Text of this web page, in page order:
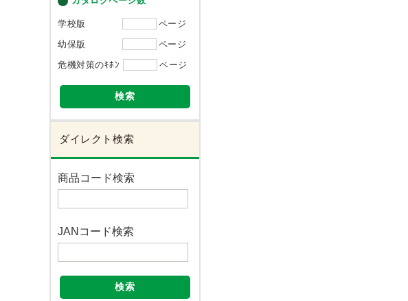
学校版
ページ
幼保版
ページ
危機対策のｷﾎﾝ
ページ
検索
ダイレクト検索
商品コード検索
JANコード検索
検索